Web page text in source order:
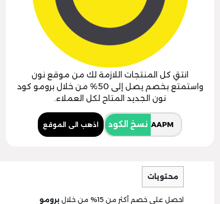
انتقِ كل المنتجات اللازمة لك من موقع نون
واستمتع بخصم يصل إلى 50% من خلال برومو كود
نون الجديد المتاح لكل العملاء.
نسخ الكود اذهب الى الموقع
محتويات
احصل على خصم أكثر من 15% من خلال
برومو